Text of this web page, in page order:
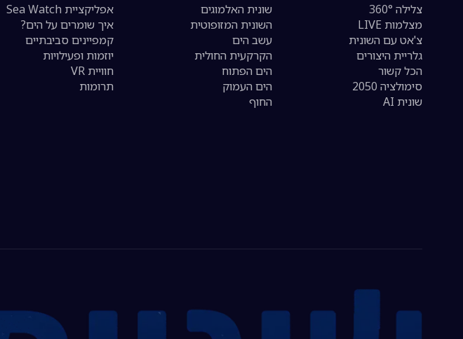
צלילה 360°
מצלמות LIVE
צ'אט עם השונית
גלריית היצורים
הכל קשור
סימולציה 2050
שונית AI
שונית האלמוגים
השונית המזופוטית
עשב הים
הקרקעית החולית
הים הפתוח
הים העמוק
החוף
אפליקציית Sea Watch
איך שומרים על הים?
קמפיינים סביבתיים
יוזמות ופעילויות
חוויית VR
תרומות